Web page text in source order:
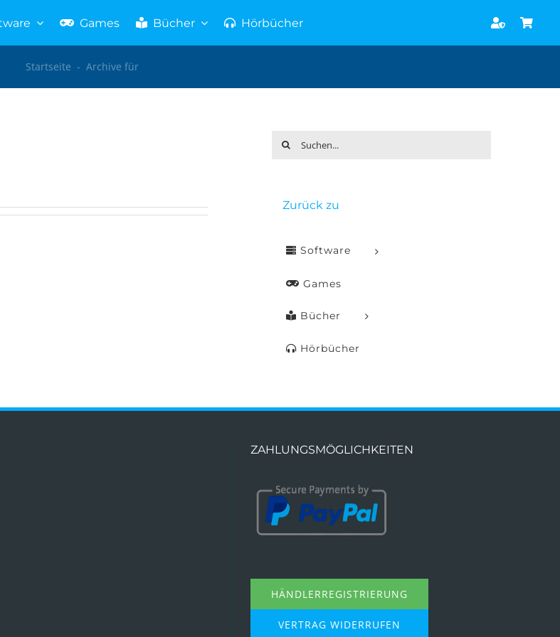
Games Bücher Hörbücher
Startseite - Archive für
Suche
Zurück zu
Software
Games
Bücher
Hörbücher
ZAHLUNGSMÖGLICHKEITEN
HÄNDLERREGISTRIERUNG
VERTRAG WIDERRUFEN